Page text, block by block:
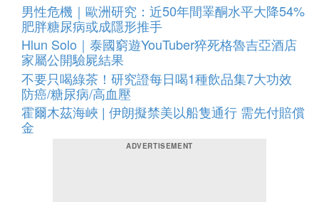
男性危機｜歐洲研究：近50年間睪酮水平大降54%
肥胖糖尿病或成隱形推手
Hlun Solo｜泰國窮遊YouTuber猝死格魯吉亞酒店
家屬公開驗屍結果
不要只喝綠茶！研究證每日喝1種飲品集7大功效
防癌/糖尿病/高血壓
霍爾木茲海峽 | 伊朗擬禁美以船隻通行 需先付賠償
金